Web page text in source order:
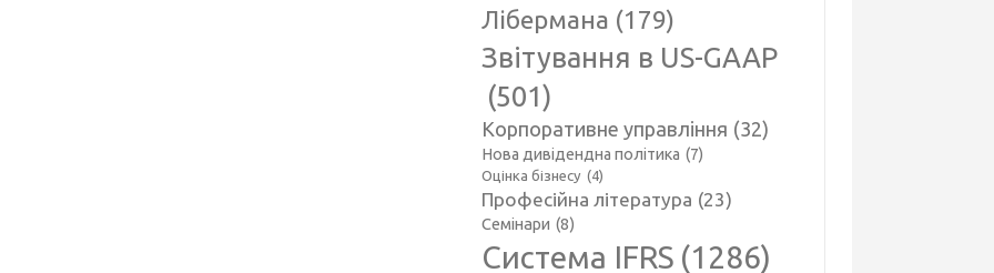
Лібермана (179)
Звітування в US-GAAP
(501)
Корпоративне управління (32)
Нова дивідендна політика (7)
Оцінка бізнесу (4)
Професійна література (23)
Семінари (8)
Система IFRS (1286)